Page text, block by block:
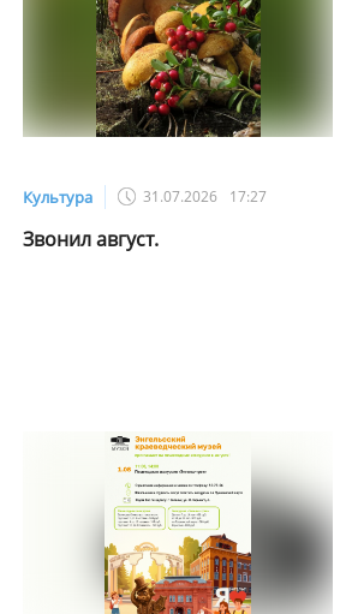
Культура 31.07.2026 17:27
Звонил август.